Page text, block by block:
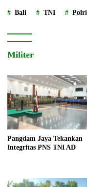
Bali TNI Polri
Militer
Pangdam Jaya Tekankan
Integritas PNS TNI AD